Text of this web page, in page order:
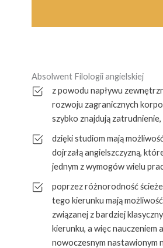
Absolwent Filologii angielskiej
z powodu napływu
rozwoju zagranicznych
szybko znajdują zatrudnienie,
dzięki studiom mają
dojrzałą angielszczyzną,
jednym z wymogów wielu
poprzez różnorodność
tego kierunku mają
związanej z bardziej
kierunku, a więc nauczeniem
nowoczesnym nastawionym